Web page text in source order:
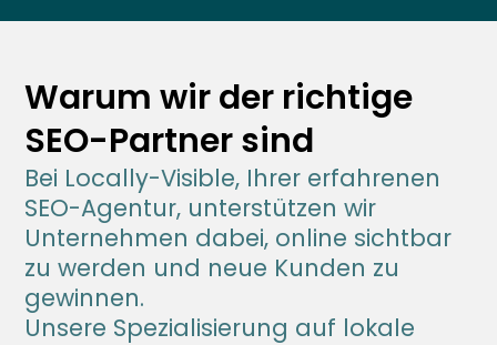
Warum wir der richtige
SEO-Partner sind
Bei Locally-Visible, Ihrer erfahrenen
SEO-Agentur, unterstützen wir
Unternehmen dabei, online sichtbar
zu werden und neue Kunden zu
gewinnen.
Unsere Spezialisierung auf lokale